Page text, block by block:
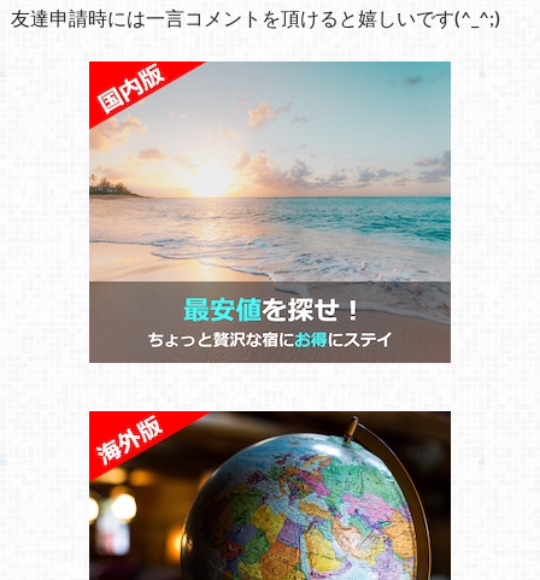
友達申請時には一言コメントを頂けると嬉しいです(^_^;)